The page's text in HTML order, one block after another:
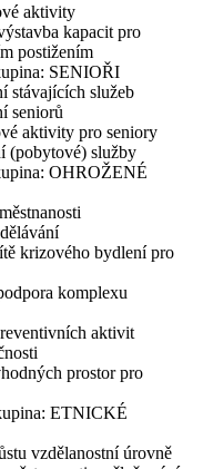
aktivity
kapacit pro
postižením
SENIOŘI
stávajících služeb
seniorů
aktivity pro seniory
(pobytové) služby
OHROŽENÉ
krizového bydlení pro
komplexu
aktivit
prostor pro
ETNICKÉ
vzdělanostní úrovně